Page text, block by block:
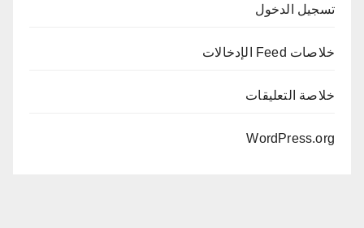
تسجيل الدخول
خلاصات Feed الإدخالات
خلاصة التعليقات
WordPress.org